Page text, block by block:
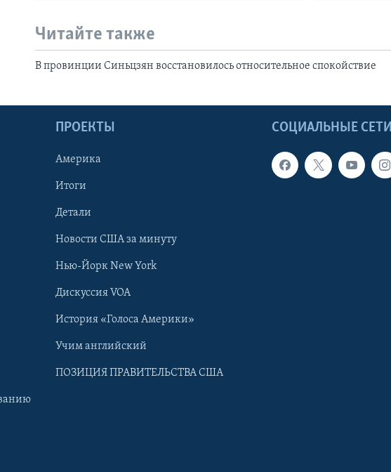
Читайте также
В провинции Синьцзян восстановилось относительное спокойствие
СОЦИАЛЬНЫЕ СЕТИ
ПРОЕКТЫ
Америка
Итоги
Детали
Новости США за минуту
Нью-Йорк New York
Дискуссия VOA
История «Голоса Америки»
Учим английский
ПОЗИЦИЯ ПРАВИТЕЛЬСТВА США